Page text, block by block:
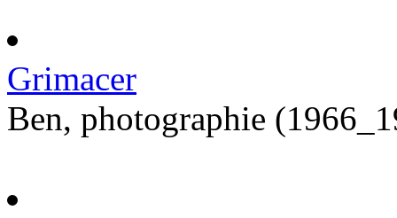
Grimacer
Ben, photographie